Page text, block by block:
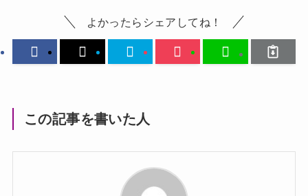
よかったらシェアしてね！
この記事を書いた人